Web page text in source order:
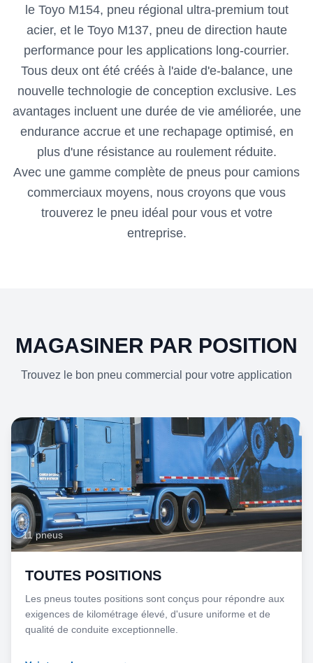
le Toyo M154, pneu régional ultra-premium tout
acier, et le Toyo M137, pneu de direction haute
performance pour les applications long-courrier.
Tous deux ont été créés à l'aide d'e-balance, une
nouvelle technologie de conception exclusive. Les
avantages incluent une durée de vie améliorée, une
endurance accrue et une rechapage optimisé, en
plus d'une résistance au roulement réduite.
Avec une gamme complète de pneus pour camions
commerciaux moyens, nous croyons que vous
trouverez le pneu idéal pour vous et votre
entreprise.
MAGASINER PAR POSITION
Trouvez le bon pneu commercial pour votre application
11 pneus
TOUTES POSITIONS
Les pneus toutes positions sont conçus pour répondre aux
exigences de kilométrage élevé, d'usure uniforme et de
qualité de conduite exceptionnelle.